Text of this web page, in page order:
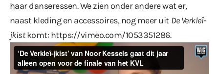
haar danseressen. We zien onder andere wat er,
naast kleding en accessoires, nog meer uit De Verkleî-
jkistkomt: https://vimeo.com/1053351286.